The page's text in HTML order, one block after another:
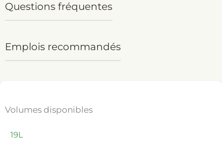
Questions fréquentes
Emplois recommandés
Volumes disponibles
19L